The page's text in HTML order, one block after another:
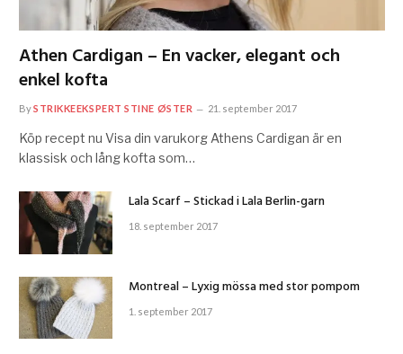
Athen Cardigan – En vacker, elegant och
enkel kofta
BySTRIKKEEKSPERT STINE ØSTER 21. september 2017
Köp recept nu Visa din varukorg Athens Cardigan är en
klassisk och lång kofta som…
Lala Scarf – Stickad i Lala Berlin-garn
18. september 2017
Montreal – Lyxig mössa med stor pompom
1. september 2017